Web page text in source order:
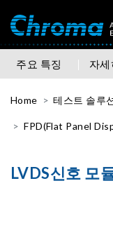
주요 특징 자세
Home 테스트 솔루
FPD(Flat Panel
LVDS신호 모